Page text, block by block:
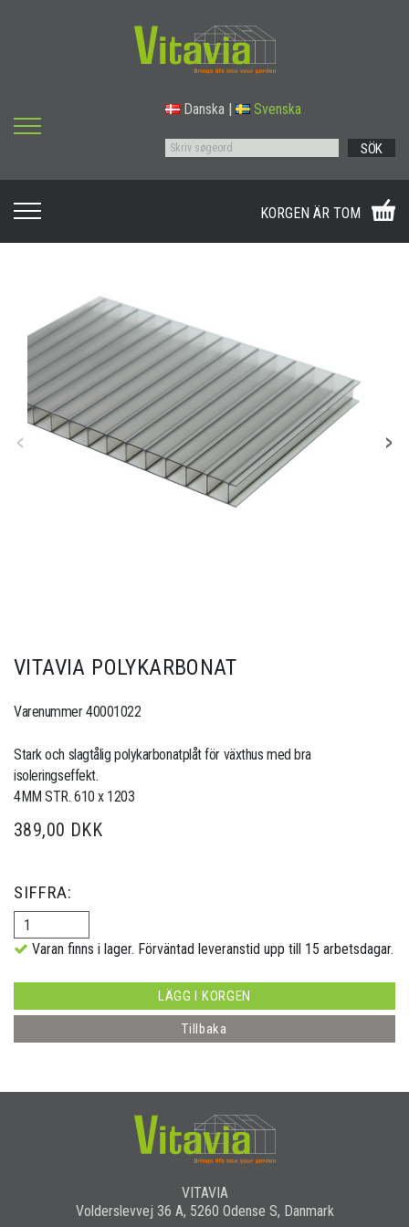
Danska Svenska
SÖK
KORGEN ÄR TOM
VITAVIA POLYKARBONAT
Varenummer 40001022
Stark och slagtålig polykarbonatplåt för växthus med bra
isoleringseffekt.
4MM STR. 610 x 1203
389,00 DKK
SIFFRA:
Varan finns i lager. Förväntad leveranstid upp till 15 arbetsdagar.
LÄGG I KORGEN
Tillbaka
VITAVIA
Volderslevvej 36 A, 5260 Odense S, Danmark